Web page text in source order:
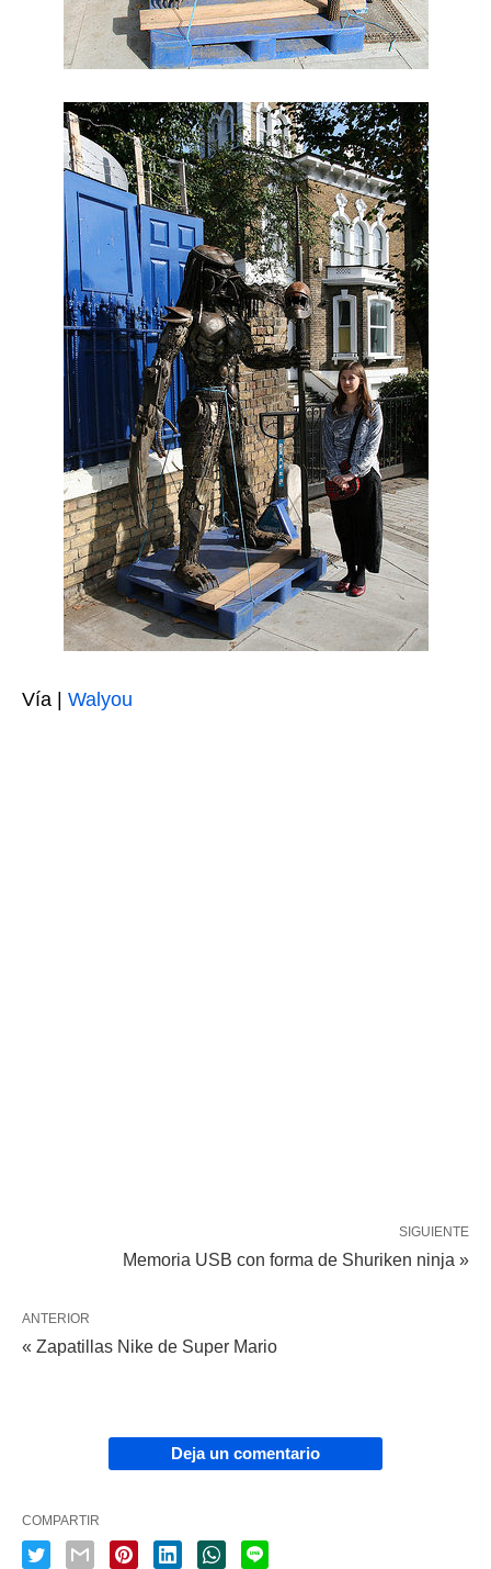
Vía | Walyou
SIGUIENTE
Memoria USB con forma de Shuriken ninja »
ANTERIOR
« Zapatillas Nike de Super Mario
Deja un comentario
COMPARTIR